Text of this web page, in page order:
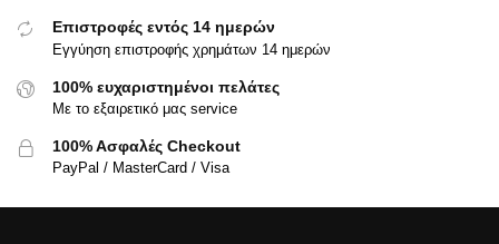
Επιστροφές εντός 14 ημερών
Εγγύηση επιστροφής χρημάτων 14 ημερών
100% ευχαριστημένοι πελάτες
Με το εξαιρετικό μας service
100% Ασφαλές Checkout
PayPal / MasterCard / Visa